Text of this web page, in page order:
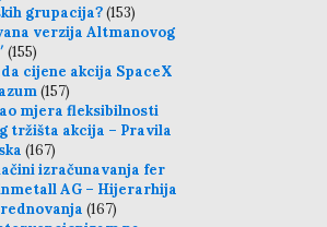
grupacija?(153)
verzija Altmanovog
(155)
cijene akcija SpaceX
(157)
mjera fleksibilnosti
tržišta akcija – Pravila
(167)
izračunavanja fer
AG – Hijerarhija
(167)